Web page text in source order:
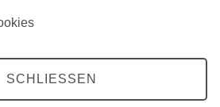
SCHLIESSEN